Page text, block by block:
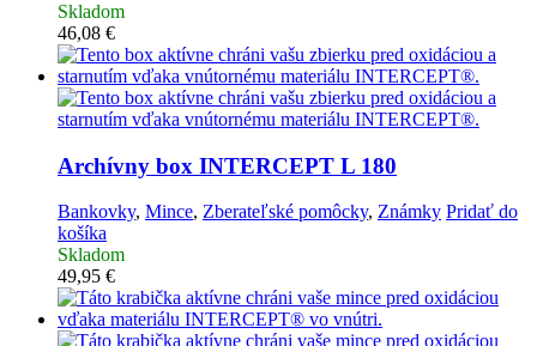
Skladom
46,08 €
Archívny box INTERCEPT L 180
Bankovky, Mince, Zberateľské pomôcky, Známky Pridať do
košíka
Skladom
49,95 €